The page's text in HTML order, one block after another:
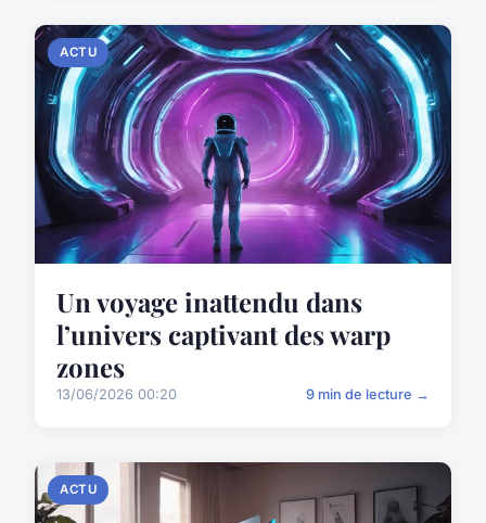
ACTU
Un voyage inattendu dans
l’univers captivant des warp
zones
13/06/2026 00:20 9 min de lecture →
ACTU